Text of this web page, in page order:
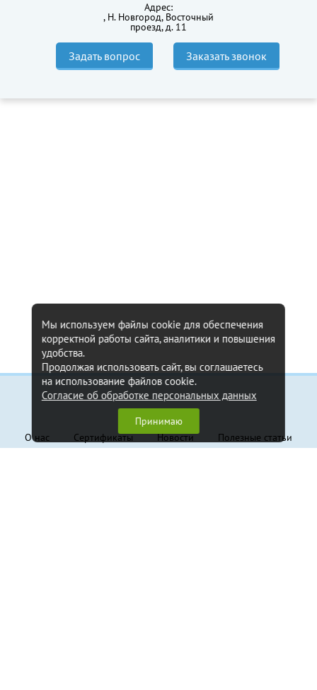
Адрес:
, Н. Новгород, Восточный
проезд, д. 11
Задать вопрос Заказать звонок
Информация
О нас Сертификаты Новости
Полезные статьи
Мы используем файлы cookie для обеспечения
корректной работы сайта, аналитики и повышения
удобства.
Продолжая использовать сайт, вы соглашаетесь
на использование файлов cookie.
Согласие об обработке персональных данных
Принимаю